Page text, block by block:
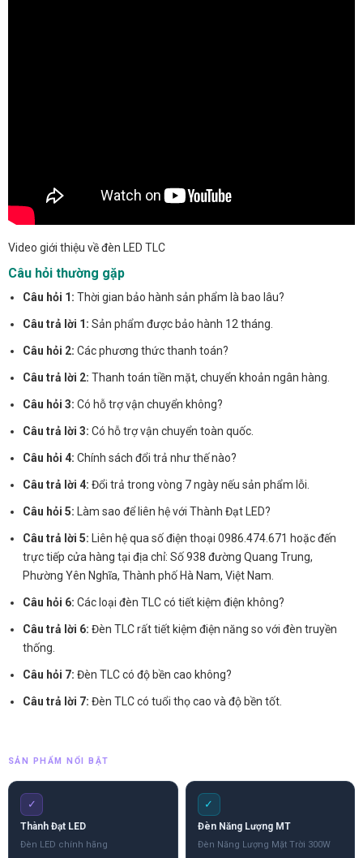
Video giới thiệu về đèn LED TLC
Câu hỏi thường gặp
Câu hỏi 1: Thời gian bảo hành sản phẩm là bao lâu?
Câu trả lời 1: Sản phẩm được bảo hành 12 tháng.
Câu hỏi 2: Các phương thức thanh toán?
Câu trả lời 2: Thanh toán tiền mặt, chuyển khoản ngân hàng.
Câu hỏi 3: Có hỗ trợ vận chuyển không?
Câu trả lời 3: Có hỗ trợ vận chuyển toàn quốc.
Câu hỏi 4: Chính sách đổi trả như thế nào?
Câu trả lời 4: Đổi trả trong vòng 7 ngày nếu sản phẩm lỗi.
Câu hỏi 5: Làm sao để liên hệ với Thành Đạt LED?
Câu trả lời 5: Liên hệ qua số điện thoại 0986.474.671 hoặc đến
trực tiếp cửa hàng tại địa chỉ: Số 938 đường Quang Trung,
Phường Yên Nghĩa, Thành phố Hà Nam, Việt Nam.
Câu hỏi 6: Các loại đèn TLC có tiết kiệm điện không?
Câu trả lời 6: Đèn TLC rất tiết kiệm điện năng so với đèn truyền
thống.
Câu hỏi 7: Đèn TLC có độ bền cao không?
Câu trả lời 7: Đèn TLC có tuổi thọ cao và độ bền tốt.
SẢN PHẨM NỔI BẬT
✓
Thành Đạt LED
Đèn LED chính hãng
✓
Đèn Năng Lượng MT
Đèn Năng Lượng Mặt Trời 300W